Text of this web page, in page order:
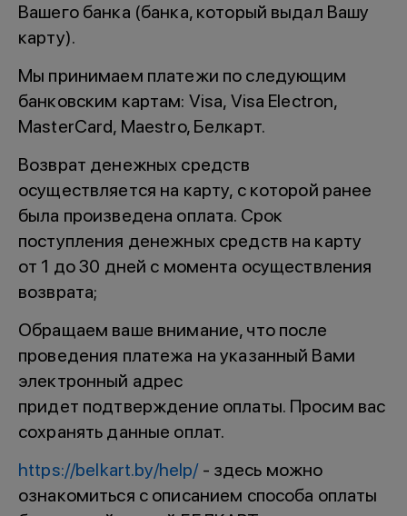
Вашего банка (банка, который выдал Вашу
карту).
Мы принимаем платежи по следующим
банковским картам: Visa, Visa Electron,
MasterCard, Maestro, Белкарт.
Возврат денежных средств
осуществляется на карту, с которой ранее
была произведена оплата. Срок
поступления денежных средств на карту
от 1 до 30 дней с момента осуществления
возврата;
Обращаем ваше внимание, что после
проведения платежа на указанный Вами
электронный адрес
придет подтверждение оплаты. Просим вас
сохранять данные оплат.
https://belkart.by/help/- здесь можно
ознакомиться с описанием способа оплаты